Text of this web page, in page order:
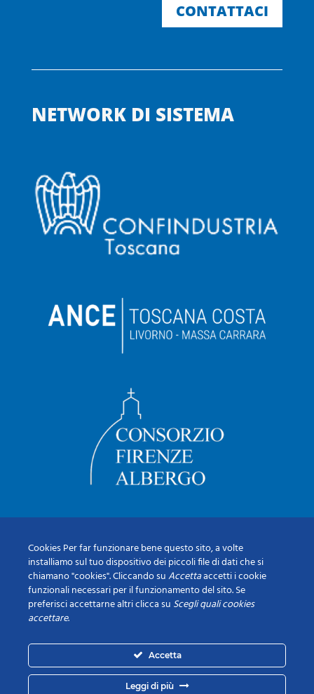
CONTATTACI
NETWORK DI SISTEMA
Cookies Per far funzionare bene questo sito, a volte
installiamo sul tuo dispositivo dei piccoli file di dati che si
chiamano "cookies". Cliccando suAccettaaccetti i cookie
funzionali necessari per il funzionamento del sito. Se
preferisci accettarne altri clicca su Scegli quali cookies
accettare.
Accetta
Leggi di più